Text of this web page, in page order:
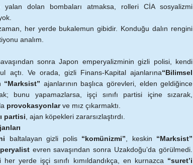
dolan bombaları atmaksa, rolleri CİA sosyalizmi
her yerde bukalemun gibidir. Konduğu dalın rengini
analım.
sonra Japon emperyalizminin gizli polisi, kendi
açtı. Ve orada, gizli Finans-Kapital ajanlarına“Bilimsel
“Marksist” ajanlarının başlıca görevleri, elden geldiğince
bunu yapamazlarsa, işçi sınıfı partisi içine sızarak,
provokasyonlarve mız çıkarmaktı.
partisi , ajan köpekleri zararsızlaştırdı.
baltalayan gizli polis “komünizmi” , keskin “Marksist”
evren savaşından sonra Uzakdoğu’da görülmedi.
yerde işçi sınıfı kımıldandıkça, en kurnazca “suret’i